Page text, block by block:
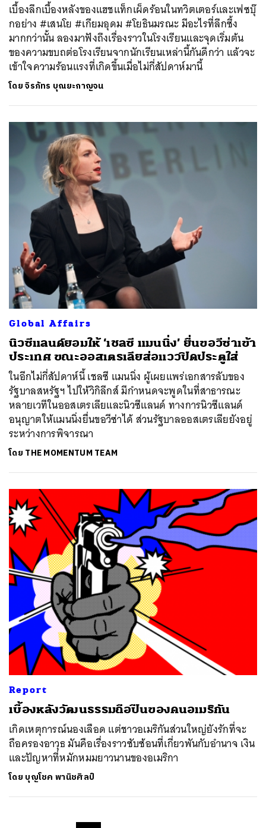
เบื้องลึกเบื้องหลังของแฮชแท็กเผ็ดร้อนในทวิตเตอร์และเฟซบุ๊
กอย่าง #เสนโย #เกียมอุดม #โยธินมรณะ มีอะไรที่ลึกซึ้ง
มากกว่านั้น ลองมาฟังถึงเรื่องราวในโรงเรียนและจุดเริ่มต้น
ของความขบถต่อโรงเรียนจากนักเรียนเหล่านี้กันดีกว่า แล้วจะ
เข้าใจความร้อนแรงที่เกิดขึ้นเมื่อไม่กี่สัปดาห์มานี้
โดยจิรภัทร บุณยะกาญจน
Global Affairs
นิวซีแลนด์ยอมให้ ‘เชลซี แมนนิ่ง’ ยื่นขอวีซ่าเข้า
ประเทศ ขณะออสเตรเลียส่อแววปิดประตูใส่
ในอีกไม่กี่สัปดาห์นี้ เชลซี แมนนิ่ง ผู้เผยแพร่เอกสารลับของ
รัฐบาลสหรัฐฯ ไปให้วิกิลีกส์ มีกำหนดจะพูดในที่สาธารณะ
หลายเวทีในออสเตรเลียและนิวซีแลนด์ ทางการนิวซีแลนด์
อนุญาตให้แมนนิ่งยื่นขอวีซ่าได้ ส่วนรัฐบาลออสเตรเลียยังอยู่
ระหว่างการพิจารณา
โดย THE MOMENTUM TEAM
Report
เบื้องหลังวัฒนธรรมถือปืนของคนอเมริกัน
เกิดเหตุการณ์นองเลือด แต่ชาวอเมริกันส่วนใหญ่ยังรักที่จะ
ถือครองอาวุธ มันคือเรื่องราวซับซ้อนที่เกี่ยวพันกับอำนาจ เงิน
และปัญหาที่หมักหมมยาวนานของอเมริกา
โดย บุญโชค พานิชศิลป์